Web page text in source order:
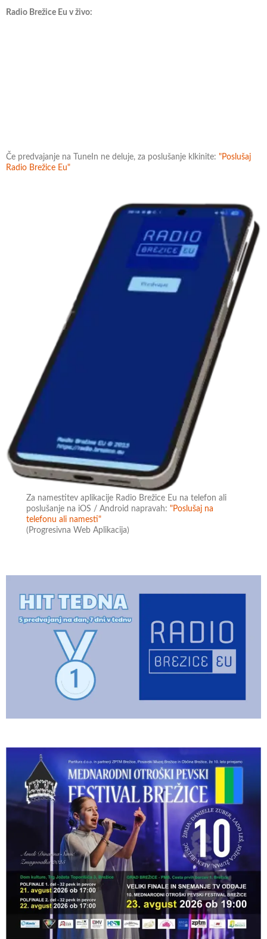
Radio Brežice Eu v živo:
Če predvajanje na TuneIn ne deluje, za poslušanje klkinite: "Poslušaj
Radio Brežice Eu"
Za namestitev aplikacije Radio Brežice Eu na telefon ali
poslušanje na iOS / Android napravah:"Poslušaj na
telefonu ali namesti"
(Progresivna Web Aplikacija)